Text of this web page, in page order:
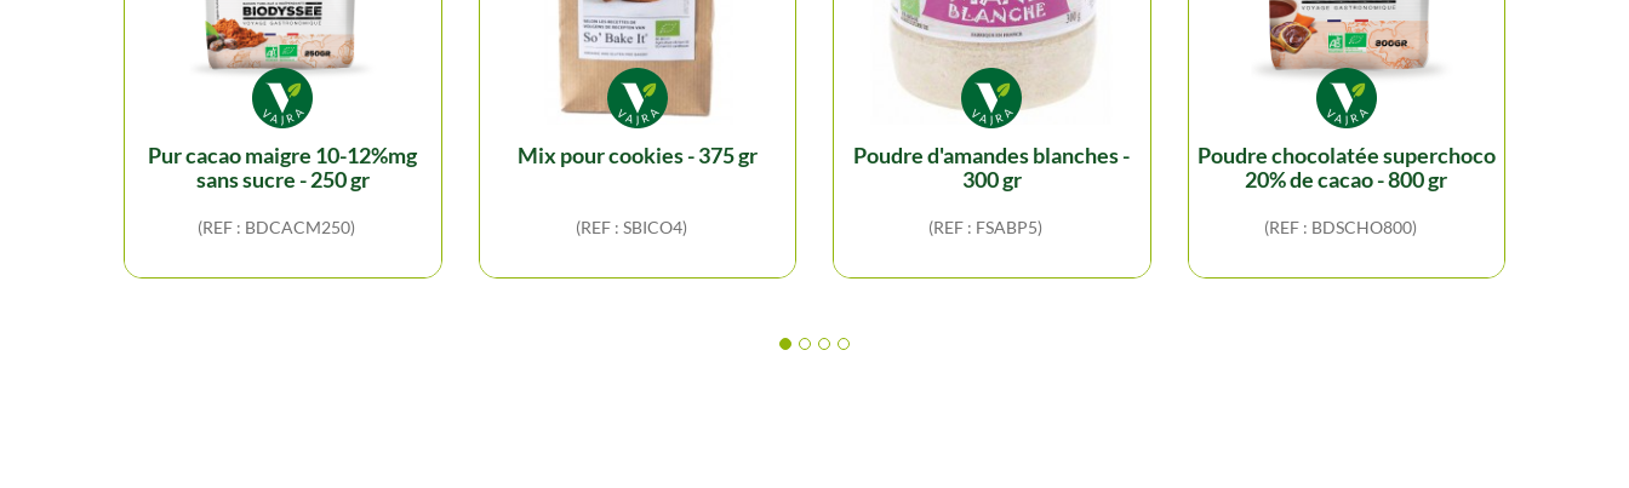
pur cacao maigre 10-12%mg
sans sucre - 250 gr
(REF : BDCACM250)
mix pour cookies - 375 gr
(REF : SBICO4)
poudre d'amandes blanches -
300 gr
(REF : FSABP5)
poudre chocolatée superchoco
20% de cacao - 800 gr
(REF : BDSCHO800)